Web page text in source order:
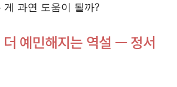
게 과연 도움이 될까?
예민해지는 역설 — 정서